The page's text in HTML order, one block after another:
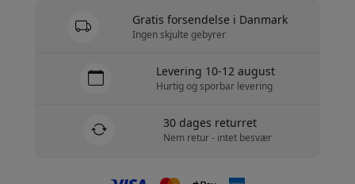
Gratis forsendelse i Danmark
Ingen skjulte gebyrer
Levering 10-12 august
Hurtig og sporbar levering
30 dages returret
Nem retur - intet besvær